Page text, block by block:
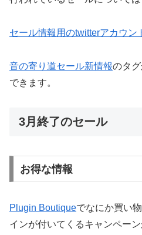
セール情報用のtwitterアカウン
音の寄り道セール新情報のタ
できます。
3月終了のセール
お得な情報
Plugin Boutiqueでなにか買い
インが付いてくるキャンペーン